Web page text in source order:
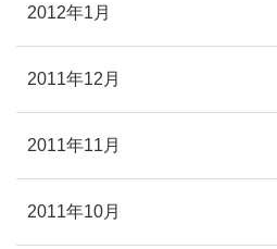
2012年1月
2011年12月
2011年11月
2011年10月